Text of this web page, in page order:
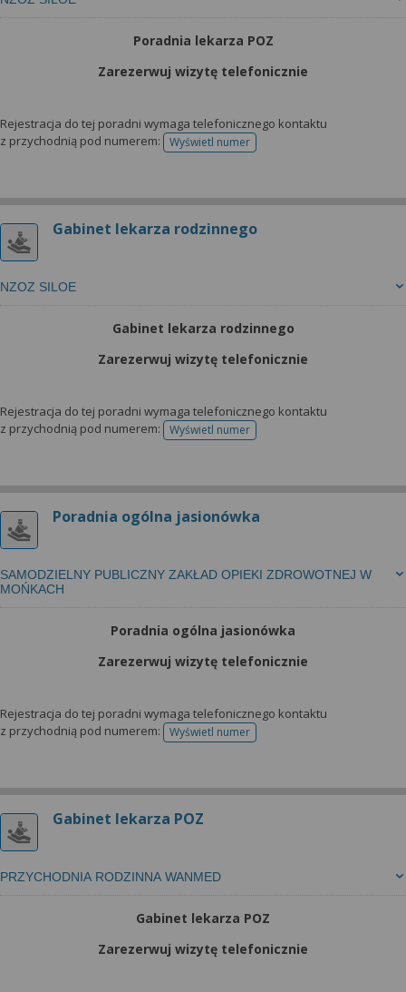
Poradnia lekarza POZ
Zarezerwuj wizytę telefonicznie
Rejestracja do tej poradni wymaga telefonicznego kontaktu
z przychodnią pod numerem:
Wyświetl numertelefonu do rejestracji
Gabinet lekarza rodzinnego
NZOZ SILOE
Gabinet lekarza rodzinnego
Zarezerwuj wizytę telefonicznie
Rejestracja do tej poradni wymaga telefonicznego kontaktu
z przychodnią pod numerem:
Wyświetl numertelefonu do rejestracji
Poradnia ogólna jasionówka
SAMODZIELNY PUBLICZNY ZAKŁAD OPIEKI ZDROWOTNEJ W
MOŃKACH
Poradnia ogólna jasionówka
Zarezerwuj wizytę telefonicznie
Rejestracja do tej poradni wymaga telefonicznego kontaktu
z przychodnią pod numerem:
Wyświetl numertelefonu do rejestracji
Gabinet lekarza POZ
PRZYCHODNIA RODZINNA WANMED
Gabinet lekarza POZ
Zarezerwuj wizytę telefonicznie